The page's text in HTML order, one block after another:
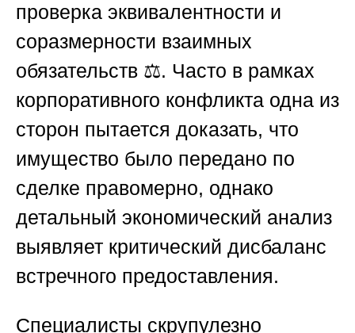
проверка эквивалентности и
соразмерности взаимных
обязательств ⚖️. Часто в рамках
корпоративного конфликта одна из
сторон пытается доказать, что
имущество было передано по
сделке правомерно, однако
детальный экономический анализ
выявляет критический дисбаланс
встречного предоставления.
Специалисты скрупулезно